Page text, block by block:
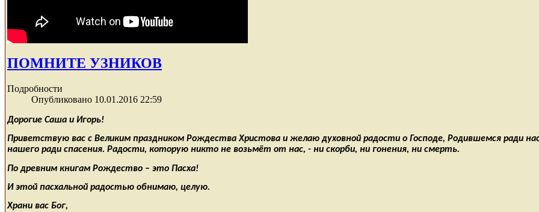
ПОМНИТЕ УЗНИКОВ
Подробности
Опубликовано 10.01.2016 22:59
Дорогие Саша и Игорь!
Приветствую вас с Великим праздником Рождества Христова и желаю духовной радости о Господе, Родившемся ради
нашего ради спасения. Радости, которую никто не возьмёт от нас, - ни скорби, ни гонения, ни смерть.
По древним книгам Рождество – это Пасха!
И этой пасхальной радостью обнимаю, целую.
Храни вас Бог,